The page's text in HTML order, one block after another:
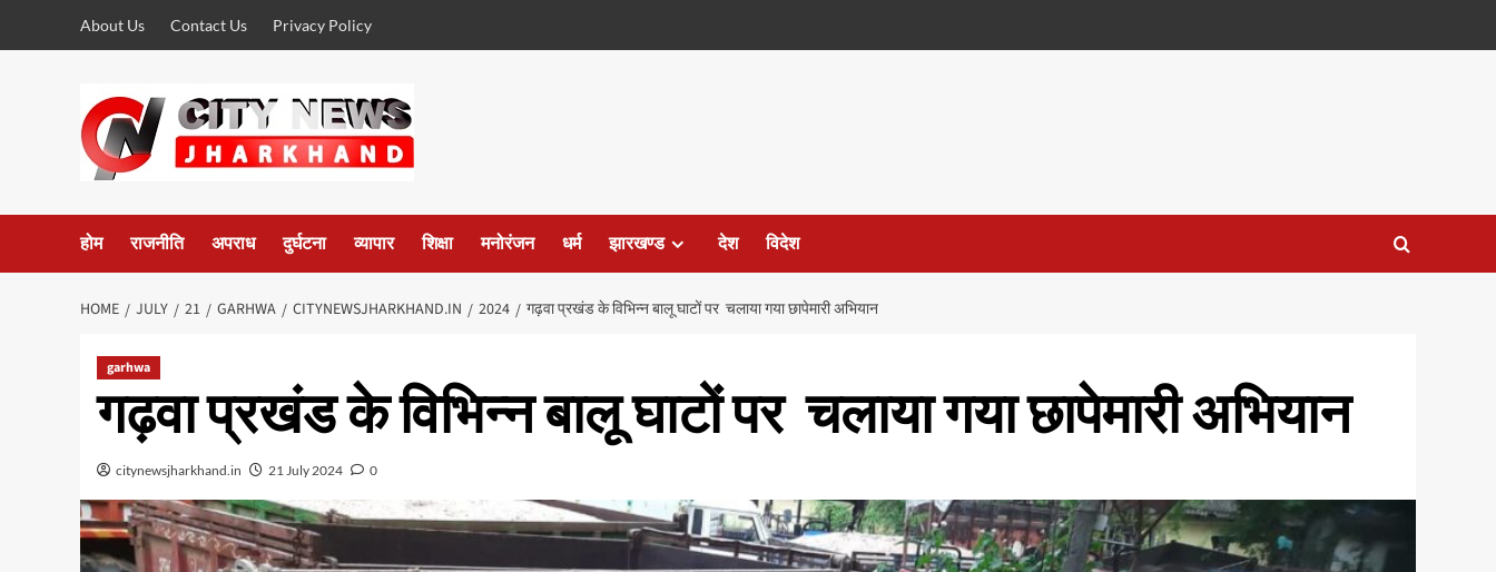
About Us Contact Us Privacy Policy
होम राजनीति अपराध दुर्घटना व्यापार शिक्षा मनोरंजन धर्म झारखण्ड देश विदेश
HOME JULY 21 GARHWA CITYNEWSJHARKHAND.IN 2024 गढ़वा प्रखंड के विभिन्न बालू घाटों पर चलाया गया छापेमारी अभियान
garhwa
गढ़वा प्रखंड के विभिन्न बालू घाटों पर चलाया गया छापेमारी अभियान
citynewsjharkhand.in 21 July 2024 0